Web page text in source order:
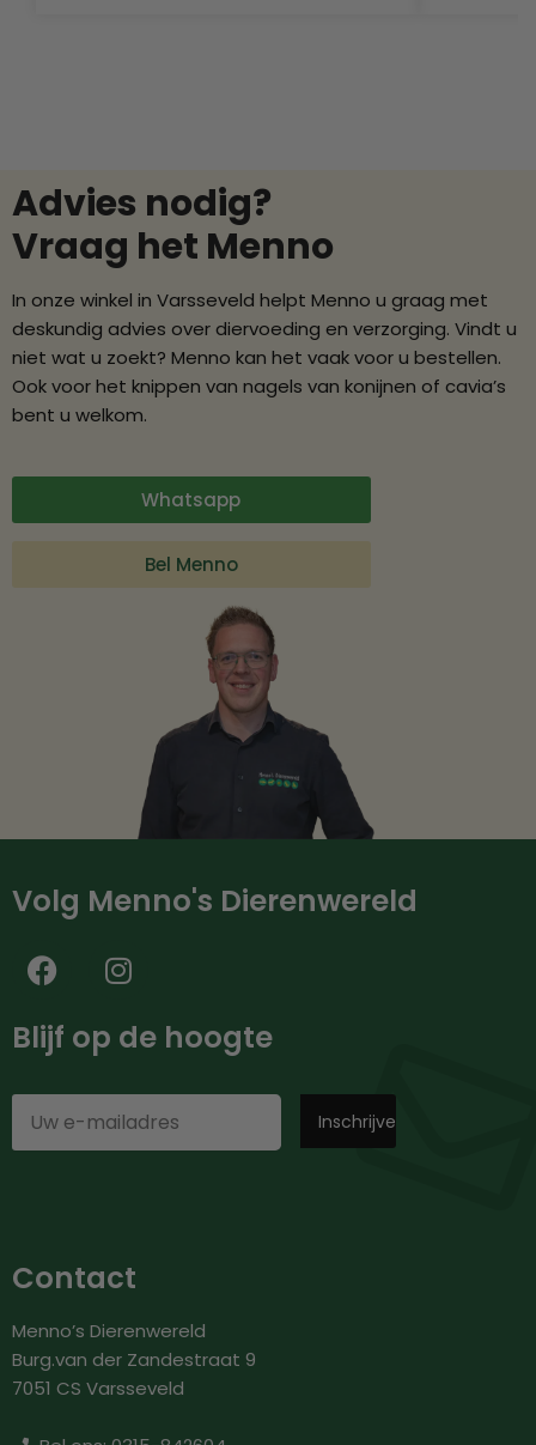
Advies nodig?
Vraag het Menno
In onze winkel in Varsseveld helpt Menno u graag met
deskundig advies over diervoeding en verzorging. Vindt u
niet wat u zoekt? Menno kan het vaak voor u bestellen.
Ook voor het knippen van nagels van konijnen of cavia’s
bent u welkom.
Whatsapp
Bel Menno
Volg Menno's Dierenwereld
Blijf op de hoogte
Contact
Menno’s Dierenwereld
Burg.van der Zandestraat 9
7051 CS Varsseveld